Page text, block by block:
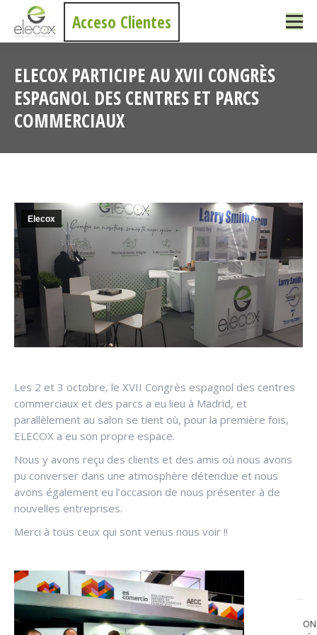
Acceso Clientes
ELECOX PARTICIPE AU XVII CONGRÈS
ESPAGNOL DES CENTRES ET PARCS
COMMERCIAUX
Elecox
Les 2 et 3 octobre, le XVII Congrès espagnol des centres
commerciaux et des parcs a eu lieu à Madrid, et
parallèlement au salon se tient où, pour la première fois,
ELECOX a eu son propre espace.
Nous y avons reçu des clients et des amis où nous avons
pu converser dans une atmosphère détendue et nous
avons également eu l’occasion de nous présenter à de
nouvelles entreprises.
Merci à tous ceux qui sont venus nous voir !!
NAVIGATION